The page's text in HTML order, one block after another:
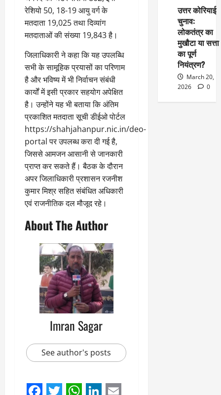
रेशियो 50, 18-19 आयु वर्ग के
मतदाता 19,025 तथा दिव्यांग
मतदाताओं की संख्या 19,843 है।
जिलाधिकारी ने कहा कि यह उपलब्धि
सभी के सामूहिक प्रयासों का परिणाम
है और भविष्य में भी निर्वाचन संबंधी
कार्यों में इसी प्रकार सहयोग अपेक्षित
है। उन्होंने यह भी बताया कि अंतिम
प्रकाशित मतदाता सूची डीईओ पोर्टल
https://shahjahanpur.nic.in/deo-
portal पर उपलब्ध करा दी गई है,
जिससे आमजन आसानी से जानकारी
प्राप्त कर सकते हैं। बैठक के दौरान
अपर जिलाधिकारी प्रशासन रजनीश
कुमार मिश्र सहित संबंधित अधिकारी
एवं राजनीतिक दल मौजूद रहे।
About The Author
Imran Sagar
See author's posts
उत्तर कोरियाई
चुनाव:
लोकतंत्र का
मुखौटा या सत्ता
का पूर्ण
नियंत्रण?
March 20,
2026
0